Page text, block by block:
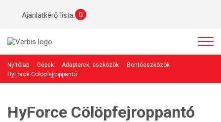
Ajánlatkérő lista: 0
Nyitólap Gépek Adapterek, eszközök
Bontóeszközök
HyForce Cölöpfejroppantó
HyForce Cölöpfejroppantó